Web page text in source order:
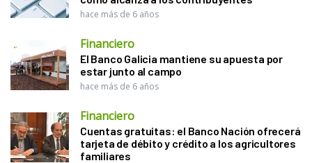
hace más de 6 años
Financiero
El Banco Galicia mantiene su apuesta por
estar junto al campo
hace más de 6 años
Financiero
Cuentas gratuitas: el Banco Nación ofrecerá
tarjeta de débito y crédito a los agricultores
familiares